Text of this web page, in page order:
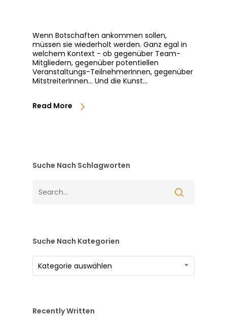
Wenn Botschaften ankommen sollen,
müssen sie wiederholt werden. Ganz egal in
welchem Kontext - ob gegenüber Team-
Mitgliedern, gegenüber potentiellen
Veranstaltungs-TeilnehmerInnen, gegenüber
MitstreiterInnen... Und die Kunst…
Read More
Suche Nach Schlagworten
Suche Nach Kategorien
Suche
nach
Kategorie auswählen
Recently Written